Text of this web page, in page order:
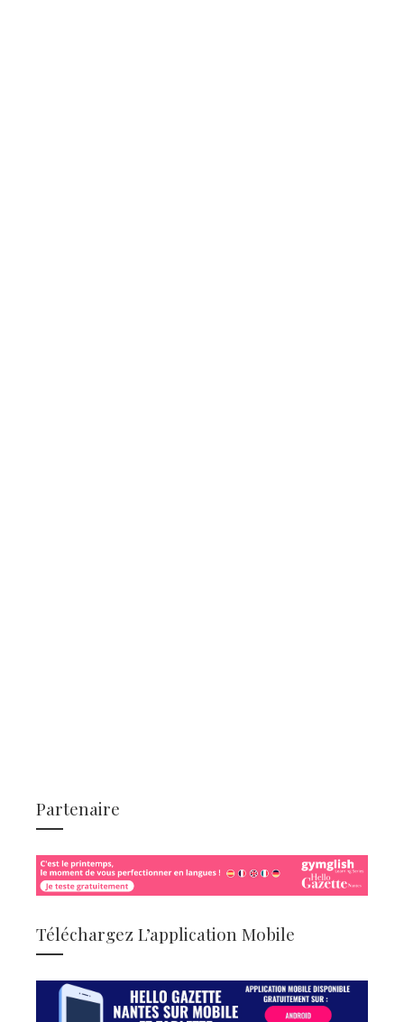
Partenaire
Téléchargez L’application Mobile